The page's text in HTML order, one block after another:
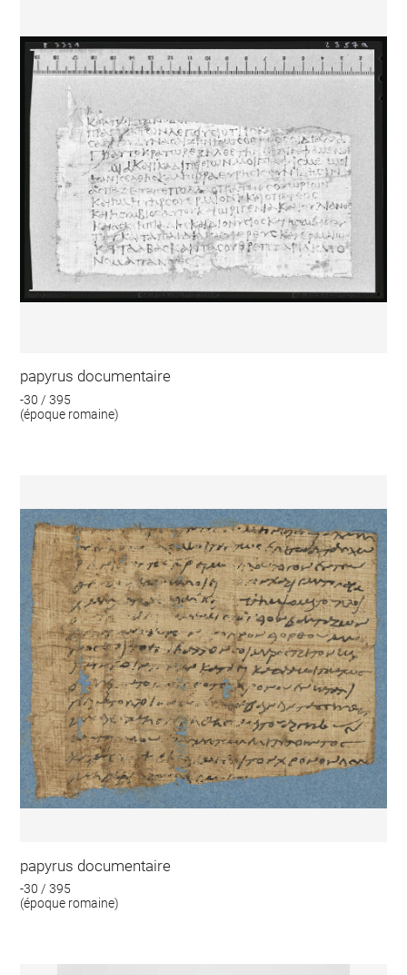
papyrus documentaire
-30 / 395
(époque romaine)
papyrus documentaire
-30 / 395
(époque romaine)